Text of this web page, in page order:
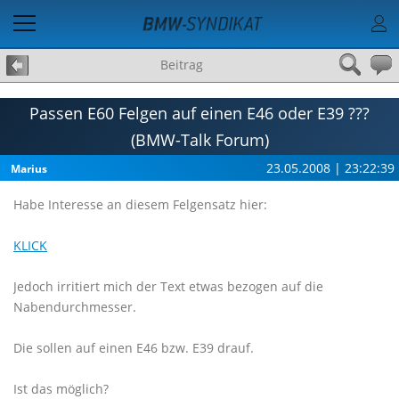
Beitrag
Passen E60 Felgen auf einen E46 oder E39 ???
(BMW-Talk Forum)
Marius 23.05.2008 | 23:22:39
Habe Interesse an diesem Felgensatz hier:
KLICK
Jedoch irritiert mich der Text etwas bezogen auf die
Nabendurchmesser.
Die sollen auf einen E46 bzw. E39 drauf.
Ist das möglich?